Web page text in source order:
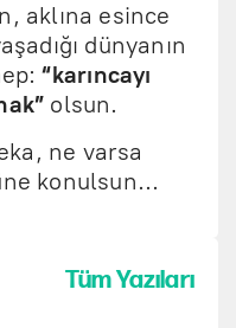
aklına esince
dünyanın
“karıncayı
olsun.
ne varsa
konulsun…
Tüm Yazıları